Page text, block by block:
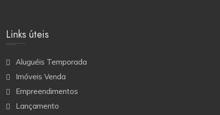
Links úteis
Aluguéis Temporada
Imóveis Venda
Empreendimentos
Lançamento